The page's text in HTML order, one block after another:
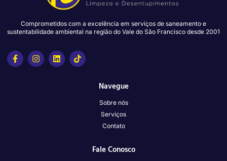
Comprometidos com a excelência em serviços de saneamento e
sustentabilidade ambiental na região do Vale do São Francisco desde 2001
Navegue
Sobre nós
Serviços
Contato
Fale Conosco